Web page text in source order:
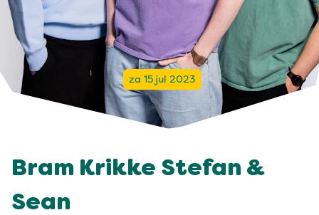
za 15 jul 2023
Bram Krikke Stefan &
Sean